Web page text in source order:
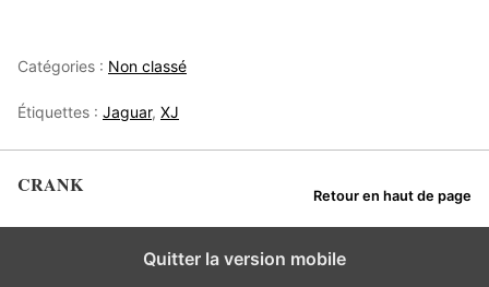
Catégories : Non classé
Étiquettes : Jaguar, XJ
CRANK Retour en haut de page
Quitter la version mobile